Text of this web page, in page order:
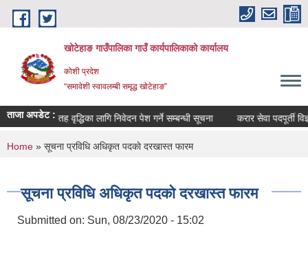
Skip to main content
खोटेहाङ गाउँपालिका गाउँ कार्यपालिकाको कार्यालय
कोशी प्रदेश
“समावेशी स्वावलम्बी समृद्ध खोटेहाङ”
ताजा अपडेट :
। तह वृद्धिका लागि निवेदन पेश गर्ने सम्बन्धी सूचना करार सेवा पदपूर्ती
You are here
Home » सूचना प्रविधि अधिकृत पदकाे दरखास्त फारम
सूचना प्रविधि अधिकृत पदकाे दरखास्त फारम
Submitted on: Sun, 08/23/2020 - 15:02